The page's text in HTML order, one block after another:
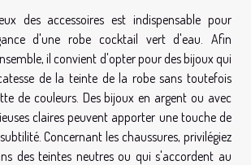
des accessoires est indispensable pour
d'une robe cocktail vert d'eau. Afin
il convient d'opter pour des bijoux qui
de la teinte de la robe sans toutefois
de couleurs. Des bijoux en argent ou avec
claires peuvent apporter une touche de
Concernant les chaussures, privilégiez
des teintes neutres ou qui s'accordent au